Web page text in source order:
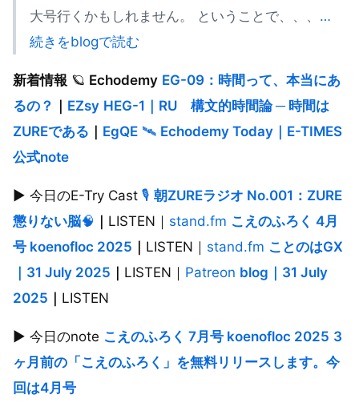
大号行くかもしれません。 ということで、、、 …
続きをblogで読む
新着情報 🪐 Echodemy EG-09：時間って、本当にあ
るの？
EZsy HEG-1｜RU 構文的時間論 ─ 時間は
ZUREである
EgQE 🛰️ Echodemy Today
E-TIMES
公式note
▶︎ 今日のE-Try Cast 🎙️ 朝ZUREラジオ No.001：ZURE
懲りない脳🧠 LISTEN｜ stand.fm こえのふろく 4月
号 koenofloc 2025
LISTEN｜ stand.fm ことのはGX
｜31 July 2025
LISTEN｜ Patreon blog
31 July
2025
LISTEN
▶︎ 今日のnote こえのふろく 7月号 koenofloc 2025 3
ヶ月前の「こえのふろく」を無料リリースします。今
回は4月号